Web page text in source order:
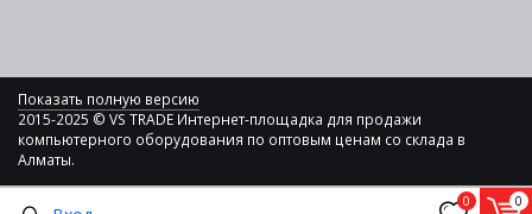
0 0
Показать полную версию
2015-2025 © VS TRADE Интернет-площадка для продажи
компьютерного оборудования по оптовым ценам со склада в
Алматы.